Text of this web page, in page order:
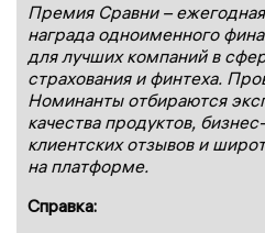
Премия Сравни –
награда одноименного
для лучших компаний в
страхования и финтеха.
Номинанты отбираются
качества продуктов,
клиентских отзывов и
на платформе.
Справка: